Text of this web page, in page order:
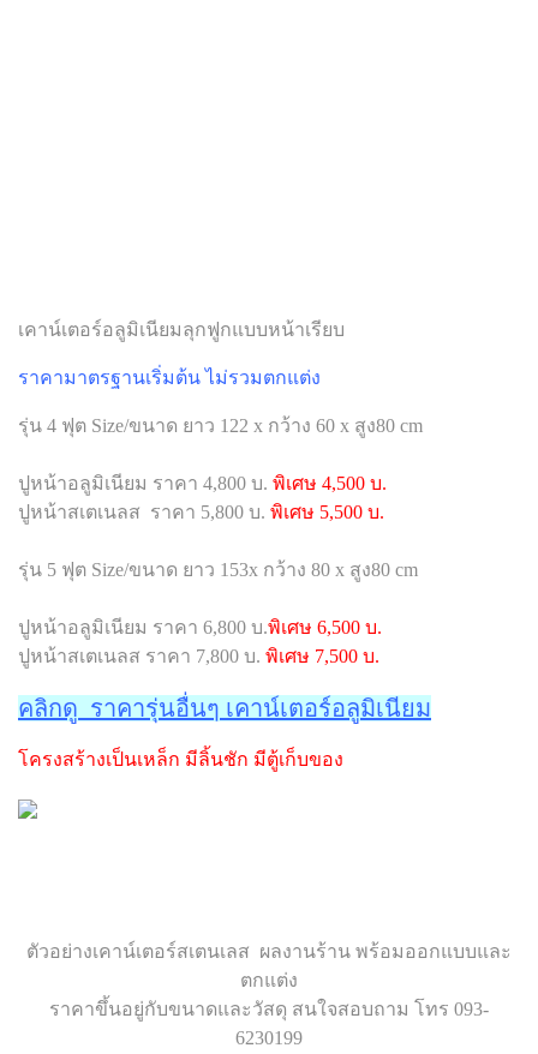
เคาน์เตอร์อลูมิเนียมลุกฟูกแบบหน้าเรียบ
ราคามาตรฐานเริ่มต้น ไม่รวมตกแต่ง
รุ่น 4 ฟุต Size/ขนาด ยาว 122 x กว้าง 60 x สูง80 cm
ปูหน้าอลูมิเนียม ราคา 4,800 บ. พิเศษ 4,500 บ.
ปูหน้าสเตเนลส ราคา 5,800 บ. พิเศษ 5,500 บ.
รุ่น 5 ฟุต Size/ขนาด ยาว 153x กว้าง 80 x สูง80 cm
ปูหน้าอลูมิเนียม ราคา 6,800 บ.พิเศษ 6,500 บ.
ปูหน้าสเตเนลส ราคา 7,800 บ. พิเศษ 7,500 บ.
คลิกดู ราคารุ่นอื่นๆ เคาน์เตอร์อลูมิเนียม
โครงสร้างเป็นเหล็ก มีลิ้นชัก มีตู้เก็บของ
ตัวอย่างเคาน์เตอร์สเตนเลส ผลงานร้าน พร้อมออกแบบและ
ตกแต่ง
ราคาขึ้นอยู่กับขนาดและวัสดุ สนใจสอบถาม โทร 093-
6230199